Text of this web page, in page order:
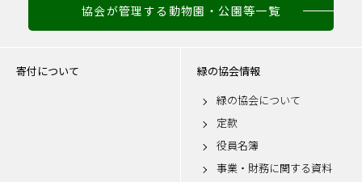
協会が管理する動物園・公園等一覧
寄付について
緑の協会情報
緑の協会について
定款
役員名簿
事業・財務に関する資料